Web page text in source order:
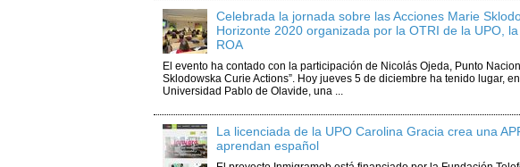
Celebrada la jornada sobre las Acciones Marie
Horizonte 2020 organizada por la OTRI de la UPO,
ROA
El evento ha contado con la participación de Nicolás Ojeda, Punto
Sklodowska Curie Actions”. Hoy jueves 5 de diciembre ha tenido lugar,
Universidad Pablo de Olavide, una ...
La licenciada de la UPO Carolina Gracia crea una
aprendan español